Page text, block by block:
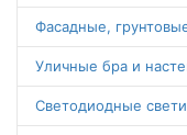
Фасадные,
Уличные бра и
Светодиодные